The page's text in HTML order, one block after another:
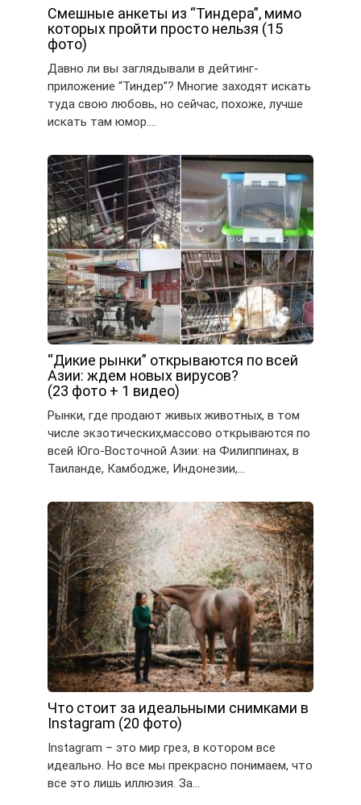
Смешные анкеты из “Тиндера”, мимо
которых пройти просто нельзя (15
фото)
Давно ли вы заглядывали в дейтинг-
приложение “Тиндер”? Многие заходят искать
туда свою любовь, но сейчас, похоже, лучше
искать там юмор….
“Дикие рынки” открываются по всей
Азии: ждем новых вирусов?
(23 фото + 1 видео)
Рынки, где продают живых животных, в том
числе экзотических,массово открываются по
всей Юго-Восточной Азии: на Филиппинах, в
Таиланде, Камбодже, Индонезии,…
Что стоит за идеальными снимками в
Instagram (20 фото)
Instagram – это мир грез, в котором все
идеально. Но все мы прекрасно понимаем, что
все это лишь иллюзия. За…